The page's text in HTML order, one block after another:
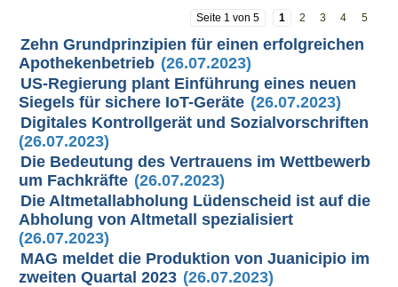
Seite 1 von 5 1 2 3 4 5
Zehn Grundprinzipien für einen erfolgreichen
Apothekenbetrieb (26.07.2023)
US-Regierung plant Einführung eines neuen
Siegels für sichere IoT-Geräte (26.07.2023)
Digitales Kontrollgerät und Sozialvorschriften
(26.07.2023)
Die Bedeutung des Vertrauens im Wettbewerb
um Fachkräfte (26.07.2023)
Die Altmetallabholung Lüdenscheid ist auf die
Abholung von Altmetall spezialisiert
(26.07.2023)
MAG meldet die Produktion von Juanicipio im
zweiten Quartal 2023 (26.07.2023)